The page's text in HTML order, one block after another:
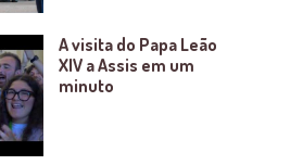
A visita do Papa Leão
XIV a Assis em um
minuto